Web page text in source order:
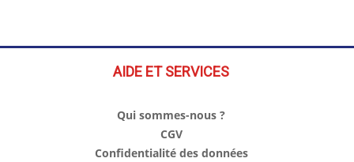
AIDE ET SERVICES
Qui sommes-nous ?
CGV
Confidentialité des données